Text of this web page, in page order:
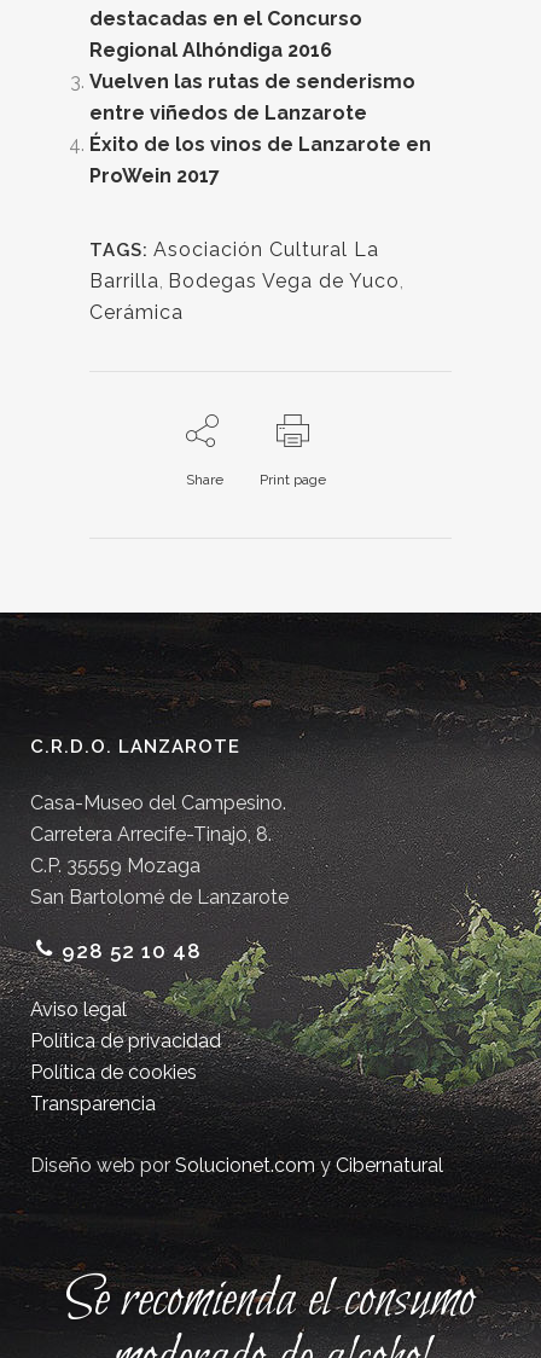
destacadas en el Concurso
Regional Alhóndiga 2016
Vuelven las rutas de senderismo
entre viñedos de Lanzarote
Éxito de los vinos de Lanzarote en
ProWein 2017
TAGS: Asociación Cultural La
Barrilla Bodegas Vega de Yuco
Cerámica
Share Print page
C.R.D.O. LANZAROTE
Casa-Museo del Campesino.
Carretera Arrecife-Tinajo, 8.
C.P. 35559 Mozaga
San Bartolomé de Lanzarote
928 52 10 48
Aviso legal
Política de privacidad
Política de cookies
Transparencia
Diseño web porSolucionet.comyCibernatural
Se recomienda el consumo